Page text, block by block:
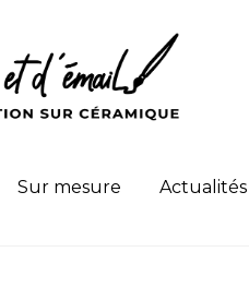
Sur mesure Actualités